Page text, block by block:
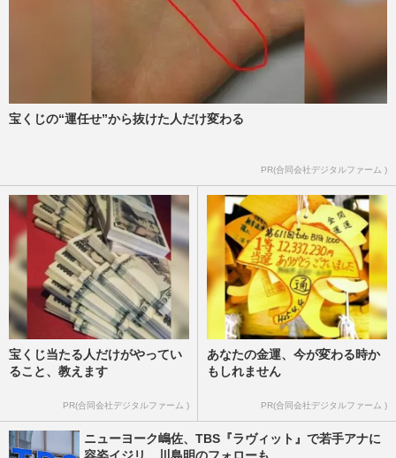
宝くじの“運任せ”から抜けた人だけ変わる
PR(合同会社デジタルファーム )
宝くじ当たる人だけがやってい
ること、教えます
PR(合同会社デジタルファーム )
あなたの金運、今が変わる時か
もしれません
PR(合同会社デジタルファーム )
ニューヨーク嶋佐、TBS『ラヴィット』で若手アナに